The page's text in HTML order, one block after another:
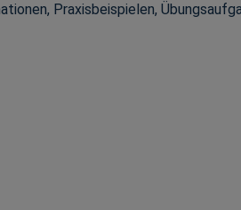
Praxisbeispielen,